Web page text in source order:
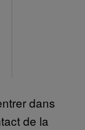
dans
de la